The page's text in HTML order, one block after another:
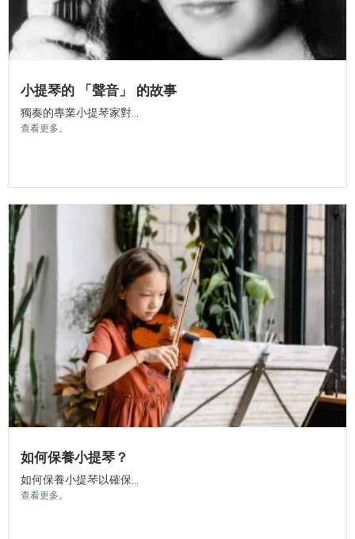
小提琴的 「聲音」 的故事
獨奏的專業小提琴家對...
查看更多。
如何保養小提琴？
如何保養小提琴以確保...
查看更多。